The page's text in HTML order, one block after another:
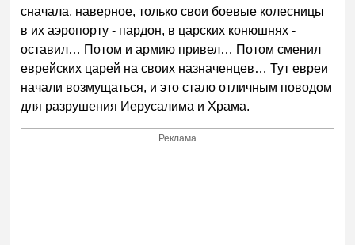
сначала, наверное, только свои боевые колесницы
в их аэропорту - пардон, в царских конюшнях -
оставил… Потом и армию привел… Потом сменил
еврейских царей на своих назначенцев… Тут евреи
начали возмущаться, и это стало отличным поводом
для разрушения Иерусалима и Храма.
Реклама